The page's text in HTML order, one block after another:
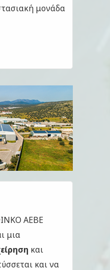
μονάδα
ΑΕΒΕ
μια
και
και να